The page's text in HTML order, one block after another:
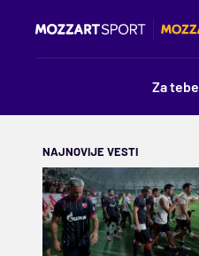
Za tebe
NAJNOVIJE VESTI